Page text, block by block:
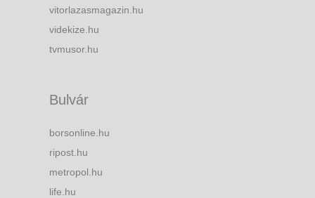
vitorlazasmagazin.hu
videkize.hu
tvmusor.hu
Bulvár
borsonline.hu
ripost.hu
metropol.hu
life.hu